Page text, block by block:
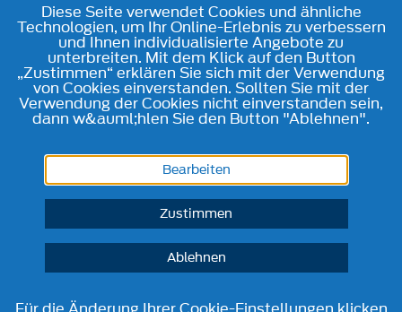
Diese Seite verwendet Cookies und ähnliche
Technologien, um Ihr Online-Erlebnis zu verbessern
und Ihnen individualisierte Angebote zu
unterbreiten. Mit dem Klick auf den Button
„Zustimmen“ erklären Sie sich mit der Verwendung
von Cookies einverstanden. Sollten Sie mit der
Verwendung der Cookies nicht einverstanden sein,
dann w&auml;hlen Sie den Button "Ablehnen".
Bearbeiten
Zustimmen
Ablehnen